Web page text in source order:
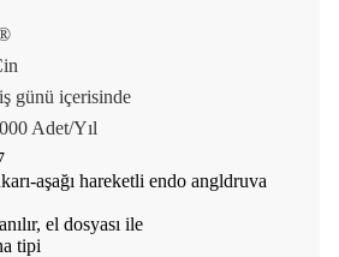
günü içerisinde
Adet/Yıl
aşağı hareketli endo angldruva
el dosyası ile
tipi